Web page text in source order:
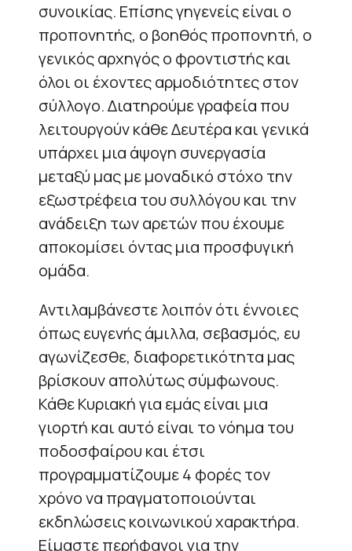
συνοικίας. Επίσης γηγενείς είναι ο
προπονητής, ο βοηθός προπονητή, ο
γενικός αρχηγός ο φροντιστής και
όλοι οι έχοντες αρμοδιότητες στον
σύλλογο. Διατηρούμε γραφεία που
λειτουργούν κάθε Δευτέρα και γενικά
υπάρχει μια άψογη συνεργασία
μεταξύ μας με μοναδικό στόχο την
εξωστρέφεια του συλλόγου και την
ανάδειξη των αρετών που έχουμε
αποκομίσει όντας μια προσφυγική
ομάδα.
Αντιλαμβάνεστε λοιπόν ότι έννοιες
όπως ευγενής άμιλλα, σεβασμός, ευ
αγωνίζεσθε, διαφορετικότητα μας
βρίσκουν απολύτως σύμφωνους.
Κάθε Κυριακή για εμάς είναι μια
γιορτή και αυτό είναι το νόημα του
ποδοσφαίρου και έτσι
προγραμματίζουμε 4 φορές τον
χρόνο να πραγματοποιούνται
εκδηλώσεις κοινωνικού χαρακτήρα.
Είμαστε περήφανοι για την